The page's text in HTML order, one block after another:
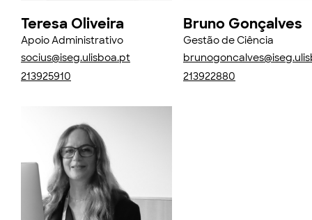
Teresa Oliveira
Apoio Administrativo
socius@iseg.ulisboa.pt
213925910
Bruno Gonçalves
Gestão de Ciência
213922880